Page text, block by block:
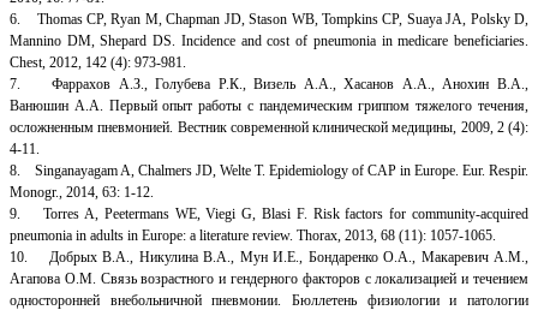
6. Thomas CP, Ryan M, Chapman JD, Stason WB, Tompkins CP, Suaya JA, Polsky D,
Mannino DM, Shepard DS. Incidence and cost of pneumonia in medicare beneficiaries.
Chest, 2012, 142 (4): 973-981.
7. Фаррахов А.З., Голубева Р.К., Визель А.А., Хасанов А.А., Анохин В.А.,
Ванюшин А.А. Первый опыт работы с пандемическим гриппом тяжелого течения,
осложненным пневмонией. Вестник современной клинической медицины, 2009, 2 (4):
4-11.
8. Singanayagam A, Chalmers JD, Welte T. Epidemiology of CAP in Europe. Eur. Respir.
Monogr., 2014, 63: 1-12.
9. Torres A, Peetermans WE, Viegi G, Blasi F. Risk factors for community-acquired
pneumonia in adults in Europe: a literature review. Thorax, 2013, 68 (11): 1057-1065.
10. Добрых В.А., Никулина В.А., Мун И.Е., Бондаренко О.А., Макаревич А.М.,
Агапова О.М. Связь возрастного и гендерного факторов с локализацией и течением
односторонней внебольничной пневмонии. Бюллетень физиологии и патологии